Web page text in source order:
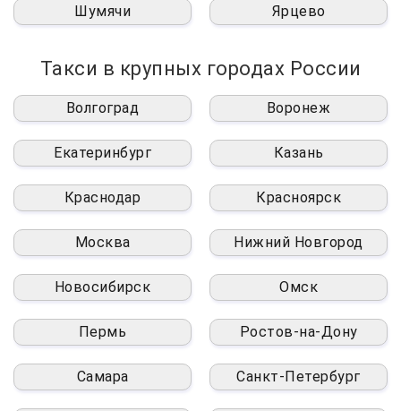
Шумячи Ярцево
Такси в крупных городах России
Волгоград Воронеж
Екатеринбург Казань
Краснодар Красноярск
Москва Нижний Новгород
Новосибирск Омск
Пермь Ростов-на-Дону
Самара Санкт-Петербург